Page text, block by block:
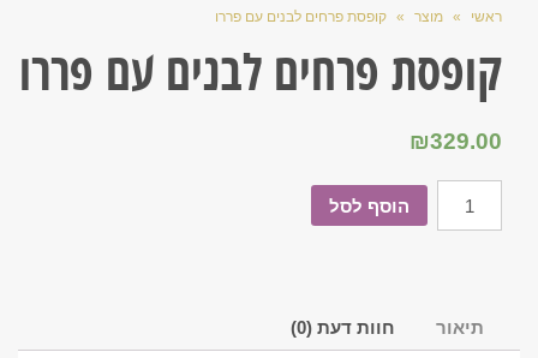
ראשי » מוצר » קופסת פרחים לבנים עם פררו
קופסת פרחים לבנים עם פררו
₪329.00
הוסף לסל
תיאור חוות דעת (0)